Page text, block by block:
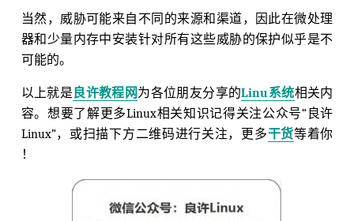
当然，威胁可能来自不同的来源和渠道，因此在微处理
器和少量内存中安装针对所有这些威胁的保护似乎是不
可能的。
以上就是良许教程网为各位朋友分享的Linu系统相关内
容。想要了解更多Linux相关知识记得关注公众号“良许
Linux”，或扫描下方二维码进行关注，更多干货等着你
！